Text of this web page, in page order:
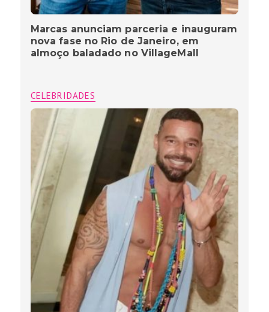
Marcas anunciam parceria e inauguram
nova fase no Rio de Janeiro, em
almoço baladado no VillageMall
CELEBRIDADES